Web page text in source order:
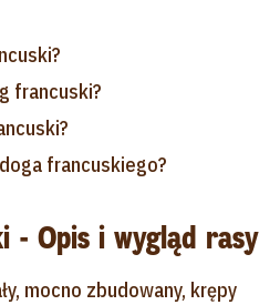
francuski?
francuskiego?
- Opis i wygląd rasy
mocno zbudowany, krępy